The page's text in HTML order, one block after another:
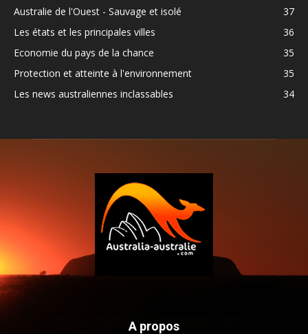
Australie de l'Ouest - Sauvage et isolé
37
Les états et les principales villes
36
Economie du pays de la chance
35
Protection et atteinte à l'environnement
35
Les news australiennes inclassables
34
A propos